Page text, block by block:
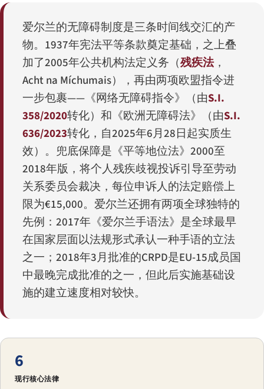
爱尔兰的无障碍制度是三条时间线交汇的产
物。1937年宪法平等条款奠定基础，之上叠
加了2005年公共机构法定义务（残疾法，
Acht na Míchumais），再由两项欧盟指令进
一步包裹——《网络无障碍指令》（由S.I.
358/2020转化）和《欧洲无障碍法》（由S.I.
636/2023转化，自2025年6月28日起实质生
效）。兜底保障是《平等地位法》2000至
2018年版，将个人残疾歧视投诉引导至劳动
关系委员会裁决，每位申诉人的法定赔偿上
限为€15,000。爱尔兰还拥有两项全球独特的
先例：2017年《爱尔兰手语法》是全球最早
在国家层面以法规形式承认一种手语的立法
之一；2018年3月批准的CRPD是EU-15成员国
中最晚完成批准的之一，但此后实施基础设
施的建立速度相对较快。
6
现行核心法律